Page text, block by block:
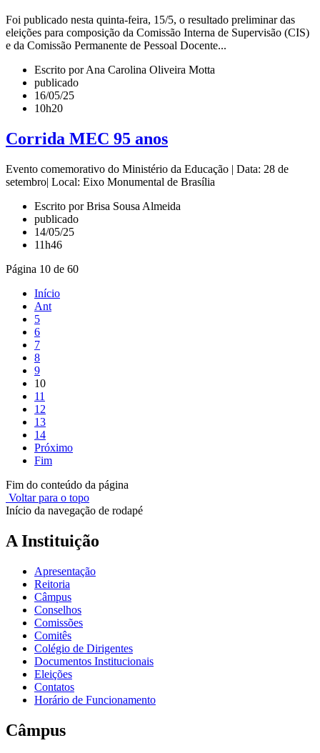
Foi publicado nesta quinta-feira, 15/5, o resultado preliminar das
eleições para composição da Comissão Interna de Supervisão (CIS)
e da Comissão Permanente de Pessoal Docente...
Escrito por Ana Carolina Oliveira Motta
publicado
16/05/25
10h20
Corrida MEC 95 anos
Evento comemorativo do Ministério da Educação | Data: 28 de
setembro| Local: Eixo Monumental de Brasília
Escrito por Brisa Sousa Almeida
publicado
14/05/25
11h46
Página 10 de 60
Início
Ant
5
6
7
8
9
10
11
12
13
14
Próximo
Fim
Fim do conteúdo da página
Voltar para o topo
Início da navegação de rodapé
A Instituição
Apresentação
Reitoria
Câmpus
Conselhos
Comissões
Comitês
Colégio de Dirigentes
Documentos Institucionais
Eleições
Contatos
Horário de Funcionamento
Câmpus